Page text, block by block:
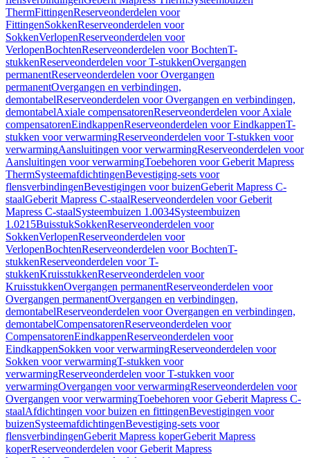
ThermFittingenReserveonderdelen voor
FittingenSokkenReserveonderdelen voor
SokkenVerlopenReserveonderdelen voor
VerlopenBochtenReserveonderdelen voor BochtenT-
stukkenReserveonderdelen voor T-stukkenOvergangen
permanentReserveonderdelen voor Overgangen
permanentOvergangen en verbindingen,
demontabelReserveonderdelen voor Overgangen en verbindingen,
demontabelAxiale compensatorenReserveonderdelen voor Axiale
compensatorenEindkappenReserveonderdelen voor EindkappenT-
stukken voor verwarmingReserveonderdelen voor T-stukken voor
verwarmingAansluitingen voor verwarmingReserveonderdelen voor
Aansluitingen voor verwarmingToebehoren voor Geberit Mapress
ThermSysteemafdichtingenBevestiging-sets voor
flensverbindingenBevestigingen voor buizenGeberit Mapress C-
staalGeberit Mapress C-staalReserveonderdelen voor Geberit
Mapress C-staalSysteembuizen 1.0034Systeembuizen
1.0215BuisstukSokkenReserveonderdelen voor
SokkenVerlopenReserveonderdelen voor
VerlopenBochtenReserveonderdelen voor BochtenT-
stukkenReserveonderdelen voor T-
stukkenKruisstukkenReserveonderdelen voor
KruisstukkenOvergangen permanentReserveonderdelen voor
Overgangen permanentOvergangen en verbindingen,
demontabelReserveonderdelen voor Overgangen en verbindingen,
demontabelCompensatorenReserveonderdelen voor
CompensatorenEindkappenReserveonderdelen voor
EindkappenSokken voor verwarmingReserveonderdelen voor
Sokken voor verwarmingT-stukken voor
verwarmingReserveonderdelen voor T-stukken voor
verwarmingOvergangen voor verwarmingReserveonderdelen voor
Overgangen voor verwarmingToebehoren voor Geberit Mapress C-
staalAfdichtingen voor buizen en fittingenBevestigingen voor
buizenSysteemafdichtingenBevestiging-sets voor
flensverbindingenGeberit Mapress koperGeberit Mapress
koperReserveonderdelen voor Geberit Mapress